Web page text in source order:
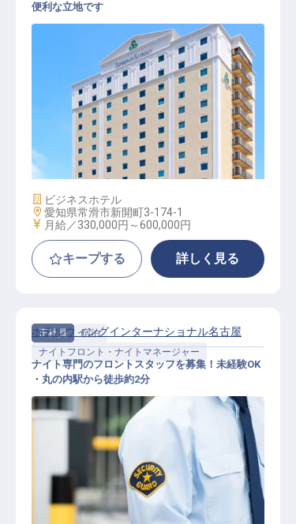
料理長
便利な立地です
施設業態
ビジネスホテル
勤務地
愛知県常滑市新開町3-174-1
給与
月給／330,000円～600,000円
キープする 詳しく見る
正社員
宿泊
ナイトフロント・ナイトマネージャー
ナイトフロント・ナイトマネージャ
ホテルウィングインターナショナル名古屋
ナイト専門のフロントスタッフを募集！未経験OK
・丸の内駅から徒歩約2分